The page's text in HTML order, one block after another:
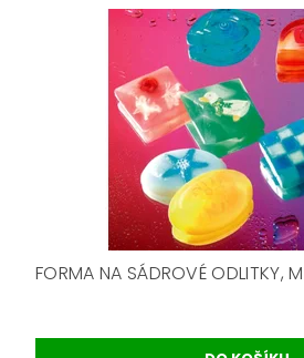
FORMA NA SÁDROVÉ ODLITKY,